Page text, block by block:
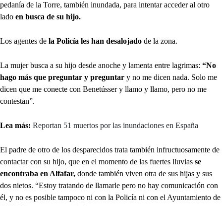
pedanía de la Torre, también inundada, para intentar acceder al otro
lado en busca de su hijo.
Los agentes de la Policía les han desalojado de la zona.
La mujer busca a su hijo desde anoche y lamenta entre lagrimas: “No
hago más que preguntar y preguntar y no me dicen nada. Solo me
dicen que me conecte con Benetússer y llamo y llamo, pero no me
contestan”.
Lea más: Reportan 51 muertos por las inundaciones en España
El padre de otro de los desparecidos trata también infructuosamente de
contactar con su hijo, que en el momento de las fuertes lluvias se
encontraba en Alfafar, donde también viven otra de sus hijas y sus
dos nietos. “Estoy tratando de llamarle pero no hay comunicación con
él, y no es posible tampoco ni con la Policía ni con el Ayuntamiento de